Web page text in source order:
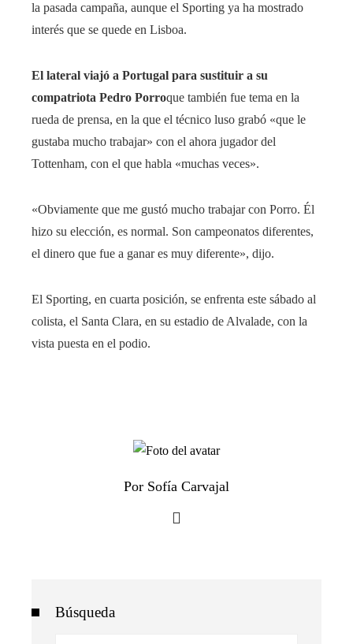
la pasada campaña, aunque el Sporting ya ha mostrado
interés que se quede en Lisboa.
El lateral viajó a Portugal para sustituir a su
compatriota Pedro Porroque también fue tema en la
rueda de prensa, en la que el técnico luso grabó «que le
gustaba mucho trabajar» con el ahora jugador del
Tottenham, con el que habla «muchas veces».
«Obviamente que me gustó mucho trabajar con Porro. Él
hizo su elección, es normal. Son campeonatos diferentes,
el dinero que fue a ganar es muy diferente», dijo.
El Sporting, en cuarta posición, se enfrenta este sábado al
colista, el Santa Clara, en su estadio de Alvalade, con la
vista puesta en el podio.
Por Sofía Carvajal
Búsqueda